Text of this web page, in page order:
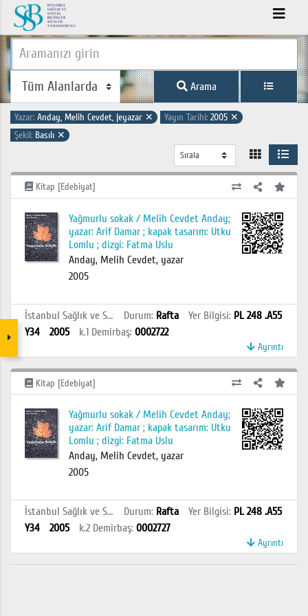
Arama
Yazar: Anday, Melih Cevdet, |eyazar ✕ Yayın Tarihi: 2005 ✕
Şekil: Basılı ✕
Kitap [Edebiyat]
Yağmurlu sokak / Melih Cevdet Anday;
yazar: Arif Damar ; kapak tasarım: Utku
Lomlu ; dizgi: Fatma Uslu
Anday, Melih Cevdet, yazar
2005
İstanbul Sağlık ve Sosyal Bilimler MYO Kütüphanesi Durum: Rafta Yer Bilgisi: PL 248 .A55
Y34
2005 k.1 Demirbaş: 0002722
Ayrıntı
Kitap [Edebiyat]
Yağmurlu sokak / Melih Cevdet Anday;
yazar: Arif Damar ; kapak tasarım: Utku
Lomlu ; dizgi: Fatma Uslu
Anday, Melih Cevdet, yazar
2005
İstanbul Sağlık ve Sosyal Bilimler MYO Kütüphanesi Durum: Rafta Yer Bilgisi: PL 248 .A55
Y34
2005 k.2 Demirbaş: 0002727
Ayrıntı